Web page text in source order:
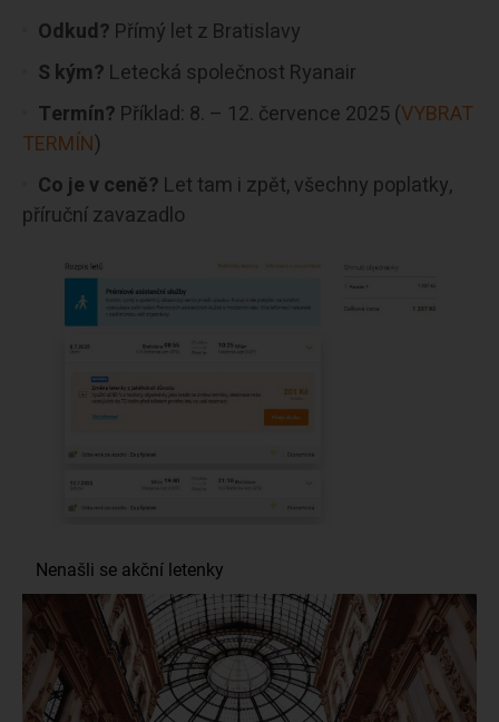
Odkud? Přímý let z Bratislavy
S kým? Letecká společnost Ryanair
Termín? Příklad: 8. – 12. července 2025 (VYBRAT
TERMÍN)
Co je v ceně? Let tam i zpět, všechny poplatky,
příruční zavazadlo